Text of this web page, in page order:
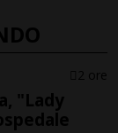
2 ore
"Lady